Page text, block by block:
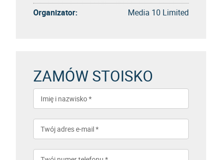
Organizator:
Media 10 Limited
ZAMÓW STOISKO